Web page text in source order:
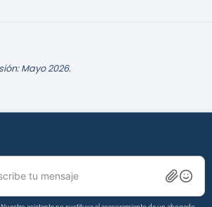
Mayo 2026.
tu mensaje